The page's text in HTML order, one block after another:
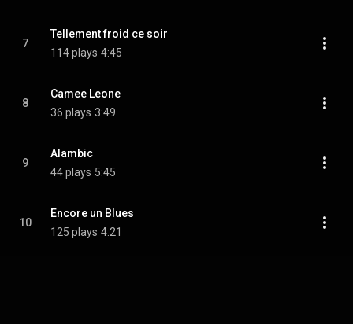
7
Tellement froid ce soir
114 plays 4:45
8
Camee Leone
36 plays 3:49
9
Alambic
44 plays 5:45
10
Encore un Blues
125 plays 4:21